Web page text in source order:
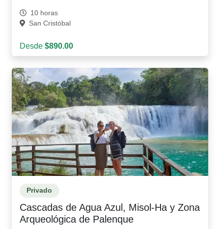
10 horas
San Cristóbal
Desde $890.00
Privado
Cascadas de Agua Azul, Misol-Ha y Zona
Arqueológica de Palenque